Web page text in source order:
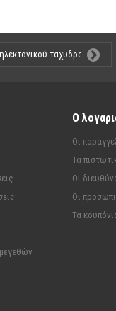
Ο
Οι
Τα
Οι
Οι
Τα